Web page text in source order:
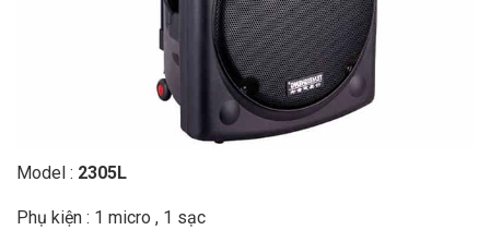
Model : 2305L
Phụ kiện : 1 micro , 1 sạc